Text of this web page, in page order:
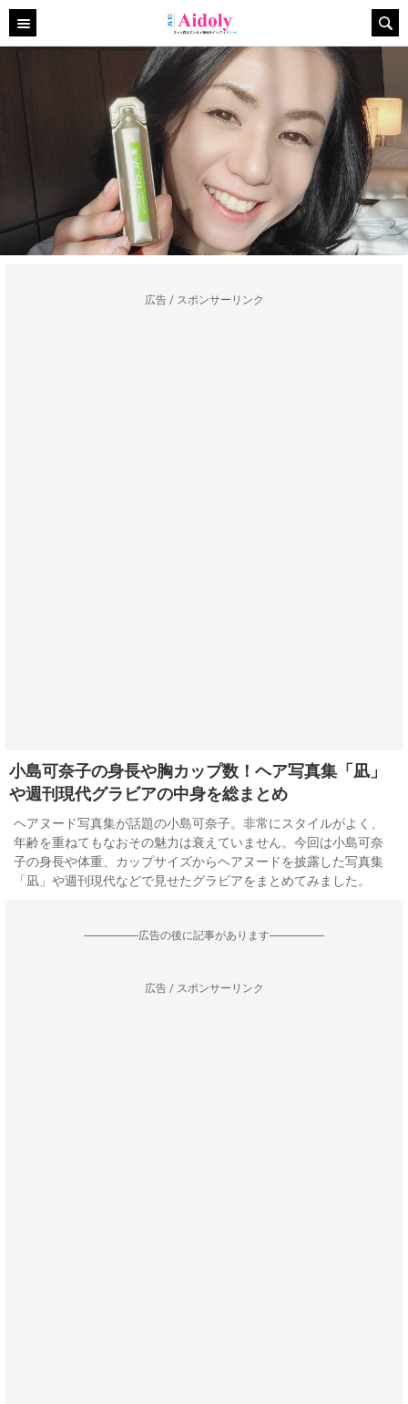
広告 / スポンサーリンク
小島可奈子の身長や胸カップ数！ヘア写真集「凪」
や週刊現代グラビアの中身を総まとめ
ヘアヌード写真集が話題の小島可奈子。非常にスタイルがよく、
年齢を重ねてもなおその魅力は衰えていません。今回は小島可奈
子の身長や体重、カップサイズからヘアヌードを披露した写真集
「凪」や週刊現代などで見せたグラビアをまとめてみました。
--------------------広告の後に記事があります--------------------
広告 / スポンサーリンク